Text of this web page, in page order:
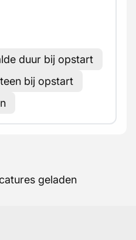
duur bij opstart
bij opstart
geladen